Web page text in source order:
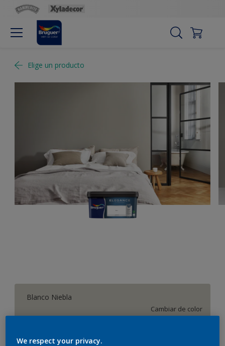
Elige un producto
Blanco Niebla
Cambiar de color
Calculadora de pintura
We respect your privacy.